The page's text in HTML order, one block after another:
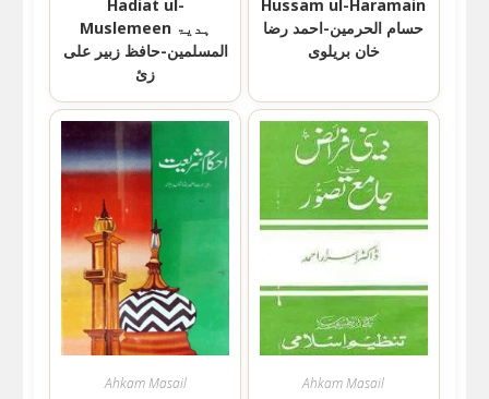
Hadiat ul-
Muslemeen ہدیۃ
المسلمین-حافظ زبیر علی
زئ
Hussam ul-Haramain
حسام الحرمين-احمد رضا
خان بریلوی
Ahkam Masail Ahkam Masail